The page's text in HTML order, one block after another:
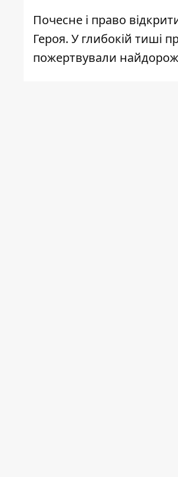
Почесне і право
Героя. У глибокій тиші
пожертвували